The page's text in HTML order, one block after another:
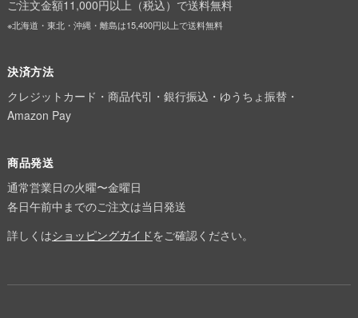
ご注文金額11,000円以上（税込）で送料無料
※北海道・東北・沖縄・離島は15,400円以上で送料無料
決済方法
クレジットカード・商品代引・銀行振込・ゆうちょ振替・
Amazon Pay
商品発送
通常営業日の火曜〜金曜日
各日午前中までのご注文は当日発送
詳しくはショッピングガイドをご確認ください。